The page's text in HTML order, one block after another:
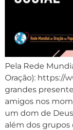
Pela Rede
Oração): https://
grandes
amigos nos
um dom de
além dos grupos